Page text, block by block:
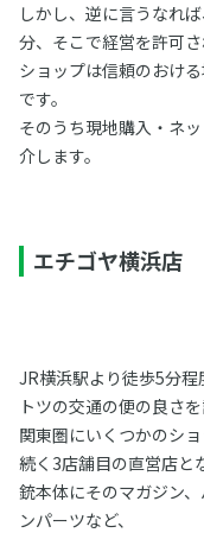
しかし、逆に言うなれ
分、そこで経営を許可
ショップは信頼のおけ
です。
そのうち現地購入・ネ
介します。
エチゴヤ横浜店
JR横浜駅より徒歩5分
トツの交通の便の良さを
関東圏にいくつかのシ
続く3店舗目の直営店と
銃本体にそのマガジン
ンパーツなど、